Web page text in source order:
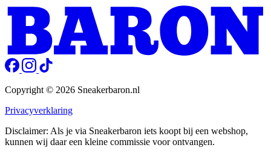
Copyright © 2026 Sneakerbaron.nl
Privacyverklaring
Disclaimer: Als je via Sneakerbaron iets koopt bij een webshop,
kunnen wij daar een kleine commissie voor ontvangen.